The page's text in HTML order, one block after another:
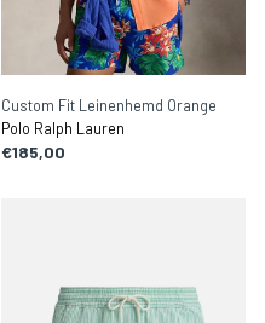
Custom Fit Leinenhemd Orange
Polo Ralph Lauren
€185,00